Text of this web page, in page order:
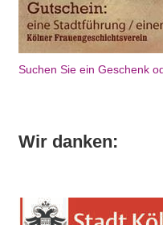
Suchen Sie ein Geschenk
Wir danken: